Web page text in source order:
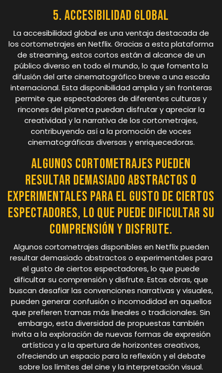
5. Accesibilidad global
La accesibilidad global es una ventaja destacada de
los cortometrajes en Netflix. Gracias a esta plataforma
de streaming, estos cortos están al alcance de un
público diverso en todo el mundo, lo que fomenta la
difusión del arte cinematográfico breve a una escala
internacional. Esta disponibilidad amplia y sin fronteras
permite que espectadores de diferentes culturas y
rincones del planeta puedan disfrutar y apreciar la
creatividad y la narrativa de los cortometrajes,
contribuyendo así a la promoción de voces
cinematográficas diversas y enriquecedoras.
Algunos cortometrajes pueden
resultar demasiado abstractos o
experimentales para el gusto de ciertos
espectadores, lo que puede dificultar su
comprensión y disfrute.
Algunos cortometrajes disponibles en Netflix pueden
resultar demasiado abstractos o experimentales para
el gusto de ciertos espectadores, lo que puede
dificultar su comprensión y disfrute. Estas obras, que
buscan desafiar las convenciones narrativas y visuales,
pueden generar confusión o incomodidad en aquellos
que prefieren tramas más lineales o tradicionales. Sin
embargo, esta diversidad de propuestas también
invita a la exploración de nuevas formas de expresión
artística y a la apertura de horizontes creativos,
ofreciendo un espacio para la reflexión y el debate
sobre los límites del cine y la interpretación visual.